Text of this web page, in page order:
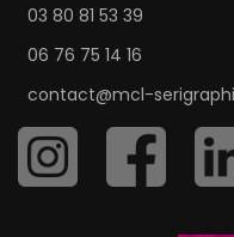
03 80 81 53 39
06 76 75 14 16
contact@mcl-